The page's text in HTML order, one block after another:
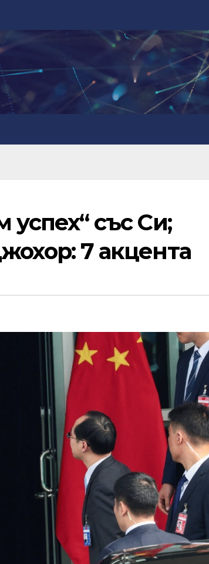
успех“ със Си;
7 акцента